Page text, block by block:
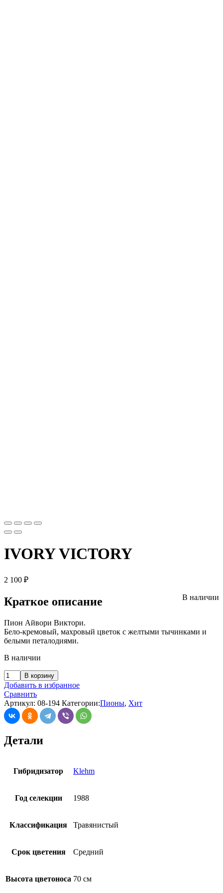
IVORY VICTORY
2 100 ₽
В наличии
Краткое описание
Пион Айвори Виктори.
Бело-кремовый, махровый цветок с желтыми тычинками и
белыми петалодиями.
В наличии
В корзину
Добавить в избранное
Сравнить
Артикул: 08-194 Категории:Пионы, Хит
Детали
Гибридизатор Klehm
Год селекции 1988
Классификация Травянистый
Срок цветения Средний
Высота цветоноса 70 см